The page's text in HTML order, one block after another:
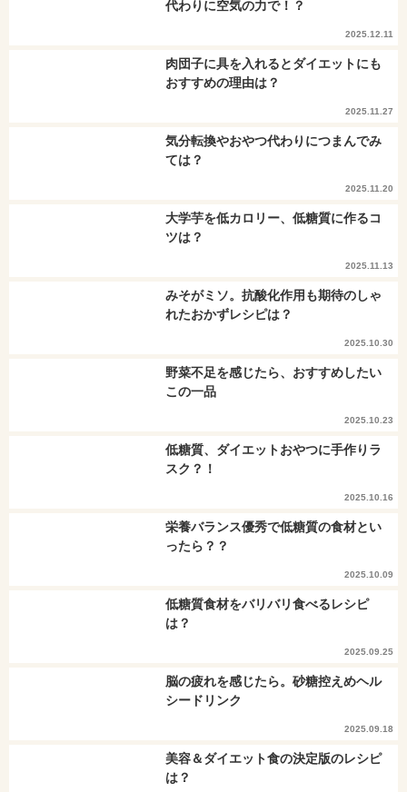
代わりに空気の力で！？
2025.12.11
肉団子に具を入れるとダイエットにも
おすすめの理由は？
2025.11.27
気分転換やおやつ代わりにつまんでみ
ては？
2025.11.20
大学芋を低カロリー、低糖質に作るコ
ツは？
2025.11.13
みそがミソ。抗酸化作用も期待のしゃ
れたおかずレシピは？
2025.10.30
野菜不足を感じたら、おすすめしたい
この一品
2025.10.23
低糖質、ダイエットおやつに手作りラ
スク？！
2025.10.16
栄養バランス優秀で低糖質の食材とい
ったら？？
2025.10.09
低糖質食材をバリバリ食べるレシピ
は？
2025.09.25
脳の疲れを感じたら。砂糖控えめヘル
シードリンク
2025.09.18
美容＆ダイエット食の決定版のレシピ
は？